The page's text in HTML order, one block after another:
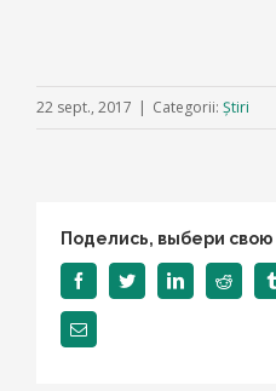
22 sept., 2017 | Categorii: Știri
Поделись, выбери
FacebookTwitterLinkedinReddit
Email